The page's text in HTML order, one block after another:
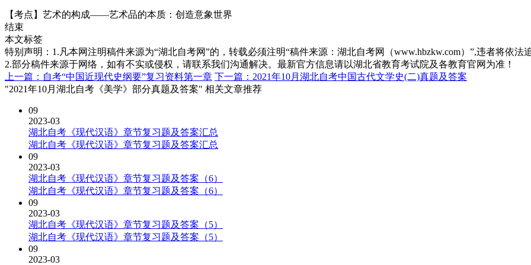
【考点】艺术的构成——艺术品的本质：创造意象世界
结束
本文标签
特别声明：1.凡本网注明稿件来源为“湖北自考网”的，转载必须注明“稿件来源：湖北自考网（www.hbzkw.com）”,违者将依法
2.部分稿件来源于网络，如有不实或侵权，请联系我们沟通解决。最新官方信息请以湖北省教育考试院及各教育官网为准！
上一篇：自考“中国近现代史纲要”复习资料第一章 下一篇：2021年10月湖北自考中国古代文学史(二)真题及答案
"2021年10月湖北自考《美学》部分真题及答案" 相关文章推荐
09
2023-03
湖北自考《现代汉语》章节复习题及答案汇总
湖北自考《现代汉语》章节复习题及答案汇总
09
2023-03
湖北自考《现代汉语》章节复习题及答案（6）
湖北自考《现代汉语》章节复习题及答案（6）
09
2023-03
湖北自考《现代汉语》章节复习题及答案（5）
湖北自考《现代汉语》章节复习题及答案（5）
09
2023-03